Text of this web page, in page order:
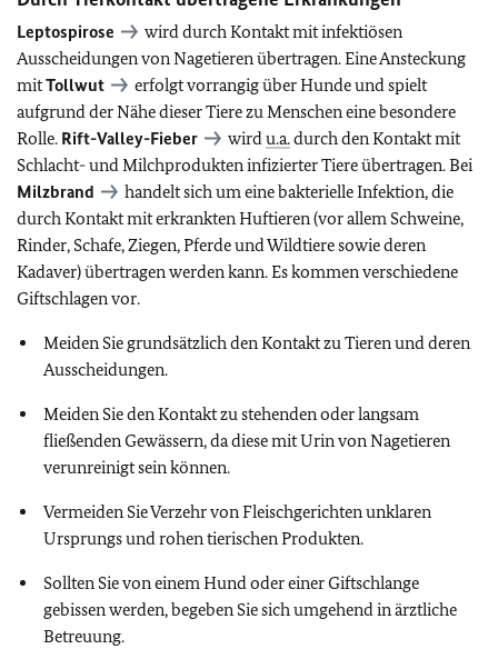
Leptospirose
wird durch Kontakt mit infektiösen
Ausscheidungen von Nagetieren übertragen. Eine Ansteckung
mitTollwut
erfolgt vorrangig über Hunde und spielt
aufgrund der Nähe dieser Tiere zu Menschen eine besondere
Rolle. Rift-Valley-Fieber wirdu.a.durch den Kontakt mit
Schlacht- und Milchprodukten infizierter Tiere übertragen. Bei
Milzbrand
handelt sich um eine bakterielle Infektion, die
durch Kontakt mit erkrankten Huftieren (vor allem Schweine,
Rinder, Schafe, Ziegen, Pferde und Wildtiere sowie deren
Kadaver) übertragen werden kann. Es kommen verschiedene
Giftschlagen vor.
Meiden Sie grundsätzlich den Kontakt zu Tieren und deren
Ausscheidungen.
Meiden Sie den Kontakt zu stehenden oder langsam
fließenden Gewässern, da diese mit Urin von Nagetieren
verunreinigt sein können.
Vermeiden Sie Verzehr von Fleischgerichten unklaren
Ursprungs und rohen tierischen Produkten.
Sollten Sie von einem Hund oder einer Giftschlange
gebissen werden, begeben Sie sich umgehend in ärztliche
Betreuung.